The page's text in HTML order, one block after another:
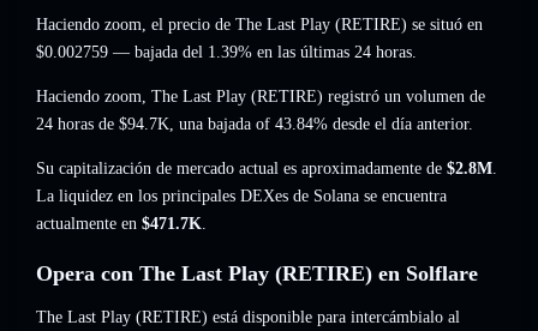
Haciendo zoom, el precio de The Last Play (RETIRE) se situó en
$0.002759 — bajada del 1.39% en las últimas 24 horas.
Haciendo zoom, The Last Play (RETIRE) registró un volumen de
24 horas de $94.7K, una bajada of 43.84% desde el día anterior.
Su capitalización de mercado actual es aproximadamente de $2.8M.
La liquidez en los principales DEXes de Solana se encuentra
actualmente en $471.7K.
Opera con The Last Play (RETIRE) en Solflare
The Last Play (RETIRE) está disponible para intercámbialo al